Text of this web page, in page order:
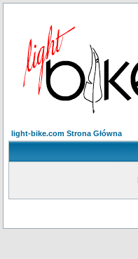
light-bike.com Strona Główna